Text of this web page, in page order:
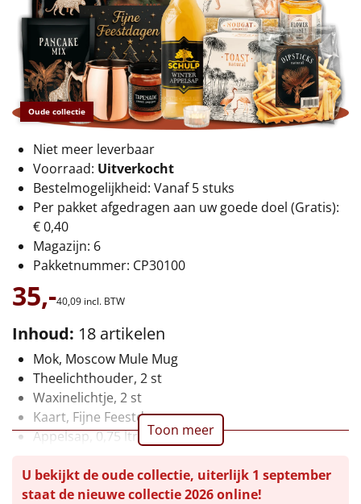
€55 tot €75
€75 tot €100
€100 en hoger
Alle kerstpakketten 2026
Thema
Origineel
Rituals
Luxe
Mannen
Vrouwen
Duurzaam
Goedkope
Oude collectie
Niet meer leverbaar
Voorraad: Uitverkocht
Bestelmogelijkheid: Vanaf 5 stuks
Per pakket afgedragen aan uw goede doel (Gratis):
€ 0,40
Magazijn: 6
Pakketnummer: CP30100
35,-40,09 incl. BTW
Inhoud: 18 artikelen
Mok, Moscow Mule Mug
Theelichthouder, 2 st
Waxinelichtje, 2 st
Kaart, Fijne Feestdagen
Appelsap, 0,75 ltr
Pannenkoekenmix, 180 gr
Tapenade, 130 gr
Toon meer
U bekijkt de oude collectie, uiterlijk 1 september
staat de nieuwe collectie 2026 online!